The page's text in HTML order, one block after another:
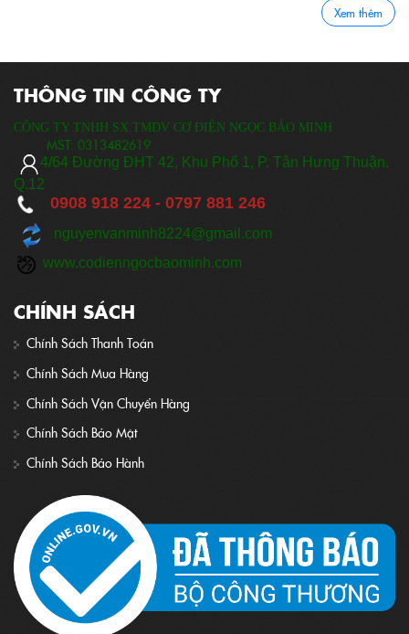
Xem thêm
THÔNG TIN CÔNG TY
CÔNG TY TNHH SX TMDV CƠ ĐIỆN NGỌC BẢO MINH
MST: 0313482619
4/64 Đường ĐHT 42, Khu Phố 1, P. Tân Hưng Thuận.
Q.12
0908 918 224 - 0797 881 246
nguyenvanminh8224@gmail.com
www.codienngocbaominh.com
CHÍNH SÁCH
Chính Sách Thanh Toán
Chính Sách Mua Hàng
Chính Sách Vận Chuyển Hàng
Chính Sách Bảo Mật
Chính Sách Bảo Hành